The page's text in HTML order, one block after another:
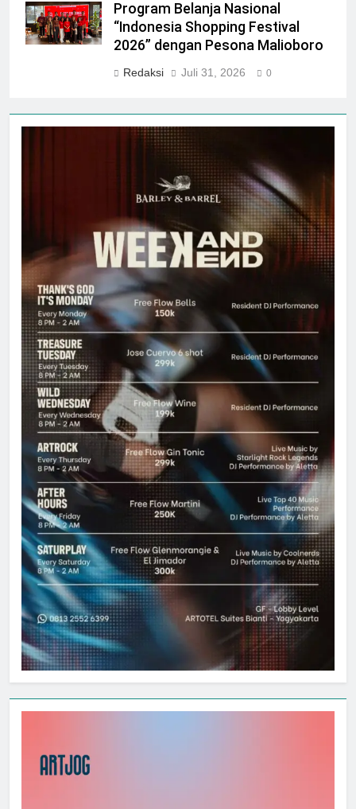
Program Belanja Nasional
“Indonesia Shopping Festival
2026” dengan Pesona Malioboro
Redaksi Juli 31, 2026 0